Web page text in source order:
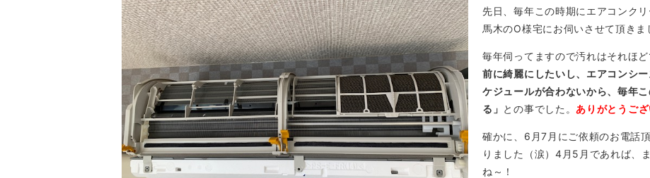
先日、毎年この時期にエアコンク
馬木のO様宅にお伺いさせて頂きま
毎年伺ってますので汚れはそれほ
前に綺麗にしたいし、エアコンシ
ケジュールが合わないから、毎年
る」 との事でした。 ありがとうござ
確かに、6月7月にご依頼のお電話
りました（涙）4月5月であれば、
ね～！